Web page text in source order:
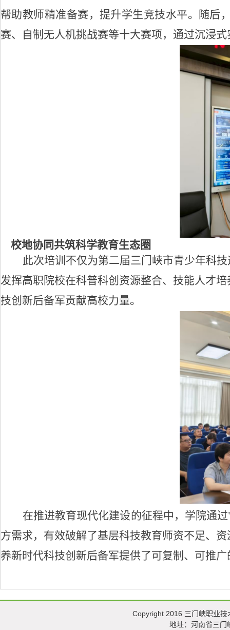
帮助教师精准备赛，提升学生竞技水平。
随后
赛、
自制无人机挑战赛等十大赛项，通过沉浸
校地协同共筑科学教育生态圈
此次培训不仅为第二届三门峡市青少年科
发挥高职院校在科普科创资源整合、技能人才
技创新后备军贡献高校力量。
在推进教育现代化建设的征程中，学院通过
方需求，有效破解了基层科技教育师资不足、
养新时代科技创新后备军提供了可复制、可推
Copyright 2016 三门峡职业
地址：河南省三门